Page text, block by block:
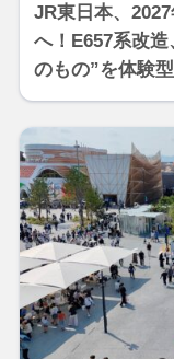
JR東日本、
へ！E657系改
のもの”を体験